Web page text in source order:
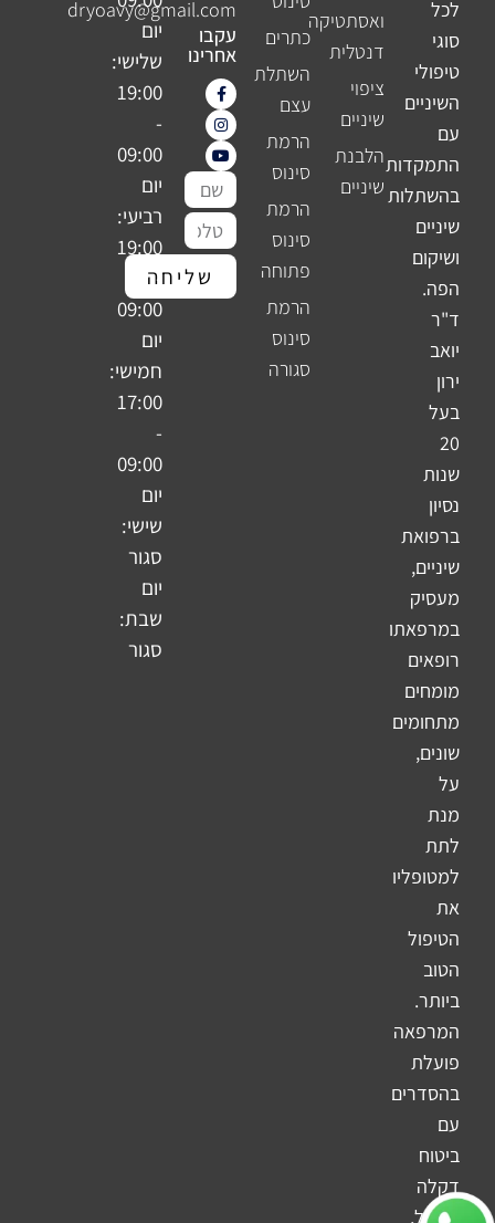
לכל
סוגי
טיפולי
השיניים
עם
התמקדות
בהשתלות
שיניים
ושיקום
הפה.
ד"ר
יואב
ירון
בעל
20
שנות
נסיון
ברפואת
שיניים,
מעסיק
במרפאתו
רופאים
מומחים
מתחומים
שונים,
על
מנת
לתת
למטופליו
את
הטיפול
הטוב
ביותר.
המרפאה
פועלת
בהסדרים
עם
ביטוח
דקלה
והראל,
ואסתטיקה
דנטלית
ציפוי
שיניים
הלבנת
שיניים
כתרים
השתלת
עצם
הרמת
סינוס
הרמת
סינוס
פתוחה
הרמת
סינוס
סגורה
dryoavy@gmail.com
עקבו
אחרינו
F
a
c
e
b
o
k
-
f
I
n
s
t
a
g
a
m
Y
o
u
t
u
b
שם
מלא
טלפון
שליחה
יום
שלישי:
19:00
-
09:00
יום
רביעי:
19:00
-
09:00
יום
חמישי:
17:00
-
09:00
יום
שישי:
סגור
יום
שבת:
סגור